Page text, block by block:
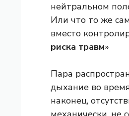
нейтральном
Или что то же
вместо
риска травм»
Пара
дыхание во
наконец,